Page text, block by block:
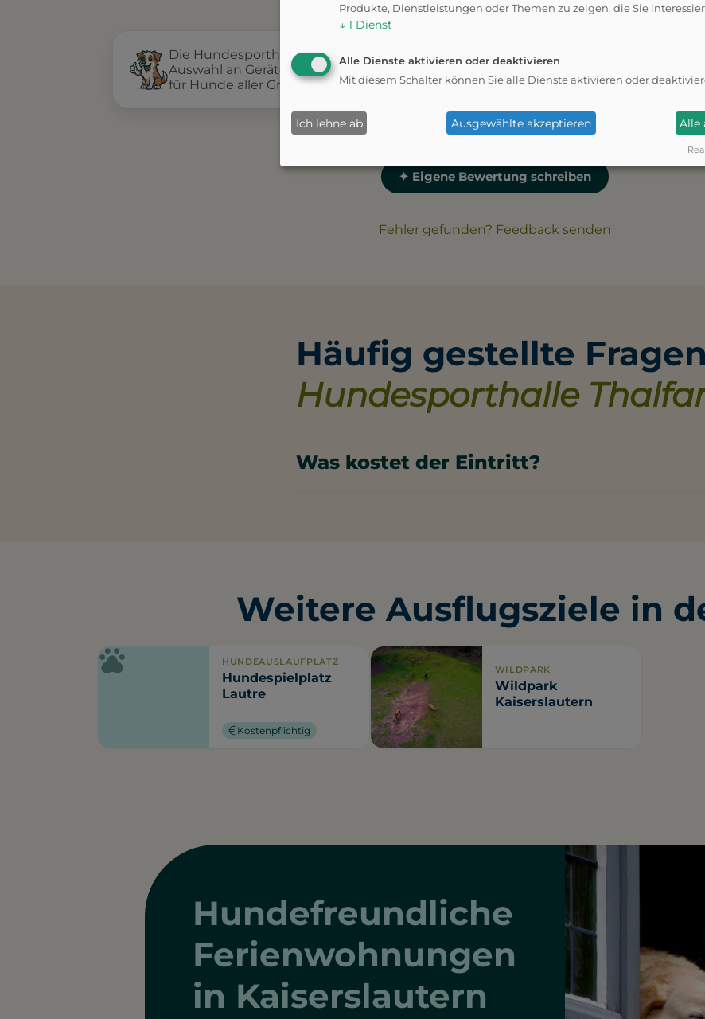
Die Hundesporthalle Thalfang bietet eine große
Auswahl an Geräten und Trainingsmöglichkeiten
für Hunde aller Größen und Rassen.
✦ Eigene Bewertung schreiben
Fehler gefunden? Feedback senden
Häufig gestellte
Hundesporthalle
Was kostet der Eintritt?
Weitere Ausflugsziele in
HUNDEAUSLAUFPLATZ
Hundespielplatz
Lautre
Kostenpflichtig
WILDPARK
Wildpark
Kaiserslautern
Hundefreundliche
Ferienwohnungen
in Kaiserslautern
Produkte, Dienstleistungen oder Themen zu zeigen, die Sie
↓ 1 Dienst
Alle Dienste aktivieren oder deaktivieren
Mit diesem Schalter können Sie alle Dienste aktivieren oder
Ich lehne ab Ausgewählte akzeptieren Alle